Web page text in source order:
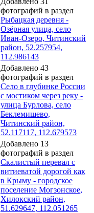
фотографий в раздел
Рыбацкая деревня -
Озёрная улица, село
Иван-Озеро, Читинский
район, 52.257954,
112.986143
Добавлено 43
фотографий в раздел
Село в глубинке России
с мостиком через реку -
улица Бурлова, село
Беклемишево,
Читинский район,
52.117117, 112.679573
Добавлено 13
фотографий в раздел
Скалистый перевал с
витиеватой дорогой как
в Крыму - городское
поселение Могзонское,
Хилокский район,
51.629647, 112.051265